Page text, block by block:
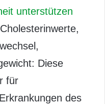
unterstützen
Diese
für
des